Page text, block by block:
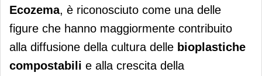
Ecozema, è riconosciuto come una delle
figure che hanno maggiormente contribuito
alla diffusione della cultura delle bioplastiche
compostabili e alla crescita della